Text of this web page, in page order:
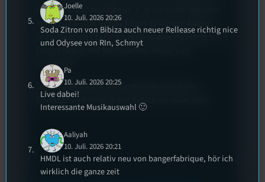
Nummern und souligem R`n`B bis in den nächsten
Morgen rein. Das Gatsby öffnet an diesem Abend
seine Türen ab 23 Uhr für euch zu einem Eintritt von 8
Euro. Endlich mal Weihnachten ohne “Last
Christmas”.
Der Studentenfunk wünscht euch allen frohe
Feiertage und einen guten Rutsch ins neue Jahr!
Joelle
10. Juli. 2026 20:26
Soda Zitron von Bibiza auch neuer Rellease richtig nice
und Odysee von RIn, Schmyt
Pa
10. Juli. 2026 20:25
Live dabei!
Interessante Musikauswahl 🙂
Aaliyah
10. Juli. 2026 20:21
HMDL ist auch relativ neu von bangerfabrique, hör ich
wirklich die ganze zeit